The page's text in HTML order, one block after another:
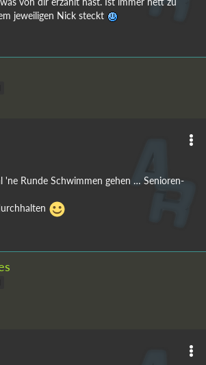
jeweiligen Nick steckt
'ne Runde Schwimmen gehen … Senioren-